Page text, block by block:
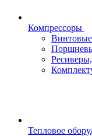
Компрессоры
Тепловое